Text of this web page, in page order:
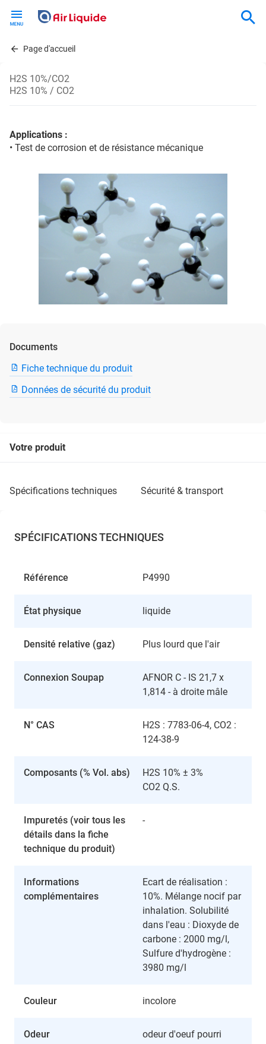
contentPage d'accueil
H2S 10%/CO2
H2S 10% / CO2
Applications :
• Test de corrosion et de résistance mécanique
Documents
Fiche technique du produit
Données de sécurité du produit
Votre produit
spécifications techniques sécurité & transport
SPÉCIFICATIONS TECHNIQUES
Référence P4990
État physique liquide
Densité relative (gaz) Plus lourd que l'air
Connexion Soupap
AFNOR C - IS 21,7 x
1,814 - à droite mâle
N° CAS
H2S : 7783-06-4, CO2 :
124-38-9
Composants (% Vol. abs)
H2S 10% ± 3%
CO2 Q.S.
Impuretés (voir tous les
détails dans la fiche
technique du produit)
-
Informations
complémentaires
Ecart de réalisation :
10%. Mélange nocif par
inhalation. Solubilité
dans l'eau : Dioxyde de
carbone : 2000 mg/l,
Sulfure d'hydrogène :
3980 mg/l
Couleur incolore
Odeur odeur d'oeuf pourri